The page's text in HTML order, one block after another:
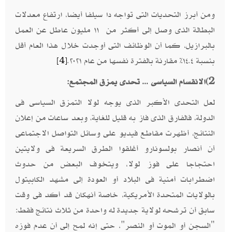
ومن أبرز التحديات التى تواجه دا سيلفا أيضا، ارتفاع معدلات
البطالة الذى وصل إلى أكثر من ١١ مليون عاطل عن العمل
بالبرازيل، كما أن الوظائف التى أوجدت خلال هذا العام أقل
بنسبة ١٤.٤٪ مقارنة بالفترة نفسها من عام ٢٠٢١.
[4]
2) الانقسام السياسى ... تحدى يمزق المجتمع:
لعل التحدى الأكبر الذى يوجه لولا التمزق السياسى فى
الدولة، فالفارق الذى فاز به قليل للغاية، وبعد ساعات من إعلان
النتائج، أظهرت مقاطع فيديو على وسائل التواصل الاجتماعى
أن أنصار بولسونارو أغلقوا الطرق السريعة فى ولايتين
احتجاجا على فوز لولا، ويتخوف البعض من حدوث
اضطرابات أمنية فى البلاد أو العودة إلى مشهد الكابيتول
بالولايات المتحدة الأمريكية، خاصة أنهكان قد أكد فى وقت
سابق أن ترشحه لولاية جديدة له واحدة من ثلاث نتائج فقط:
"السجن أو الموت أو النصر"، حتى إنه لمح إلى أن عدم فوزه